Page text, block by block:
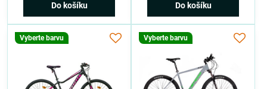
Do košíku Do košíku
Vyberte barvu Vyberte barvu